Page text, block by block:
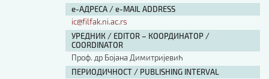
ПРЕТРАГА ИЗДАЊА
Наслов или део наслова
е-АДРЕСА / e-MAIL ADDRESS
ic@filfak.ni.ac.rs
УРЕДНИК / EDITOR – КООРДИНАТОР /
COORDINATOR
Проф. др Бојана Димитријевић
ПЕРИОДИЧНОСТ / PUBLISHING INTERVAL